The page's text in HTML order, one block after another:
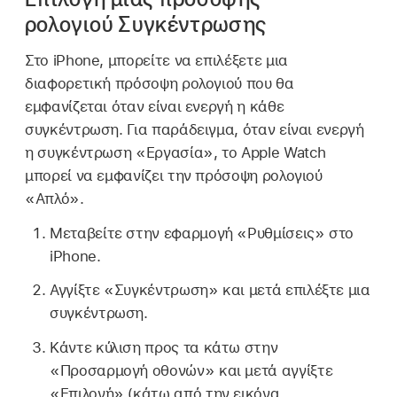
ρολογιού Συγκέντρωσης
Στο iPhone, μπορείτε να επιλέξετε μια
διαφορετική πρόσοψη ρολογιού που θα
εμφανίζεται όταν είναι ενεργή η κάθε
συγκέντρωση. Για παράδειγμα, όταν είναι ενεργή
η συγκέντρωση «Εργασία», το Apple Watch
μπορεί να εμφανίζει την πρόσοψη ρολογιού
«Απλό».
Μεταβείτε στην εφαρμογή «Ρυθμίσεις» στο
iPhone.
Αγγίξτε «Συγκέντρωση» και μετά επιλέξτε μια
συγκέντρωση.
Κάντε κύλιση προς τα κάτω στην
«Προσαρμογή οθονών» και μετά αγγίξτε